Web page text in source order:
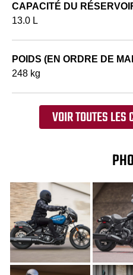
CAPACITÉ DU
13.0 L
POIDS (EN ORDRE DE
248 kg
VOIR TOUTES LES